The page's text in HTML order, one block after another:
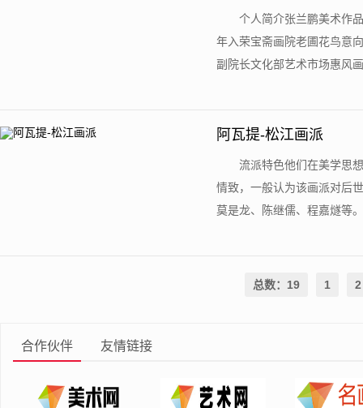
个人简介张兰鹏美术作
年入荣宝斋画院老圃花鸟意
副院长文化部艺术市场惠风
阿瓦提-松江画派
流派特色他们在美学思
情致，一般认为该画派对后
莫是龙、陈继儒、程嘉燧等
总数：19 1 2
合作伙伴 友情链接